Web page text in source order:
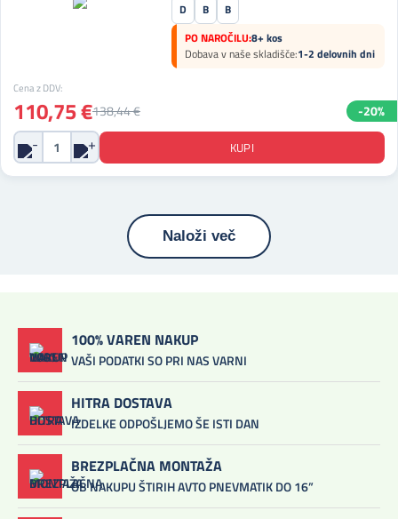
D B
B
PO NAROČILU:8+ kos
Dobava v naše skladišče:1-2 delovnih dni
Cena z DDV:
110,75 €138,44 € -20%
Naloži več
100% VAREN NAKUP
VAŠI PODATKI SO PRI NAS VARNI
HITRA DOSTAVA
IZDELKE ODPOŠLJEMO ŠE ISTI DAN
BREZPLAČNA MONTAŽA
OB NAKUPU ŠTIRIH AVTO PNEVMATIK DO 16”